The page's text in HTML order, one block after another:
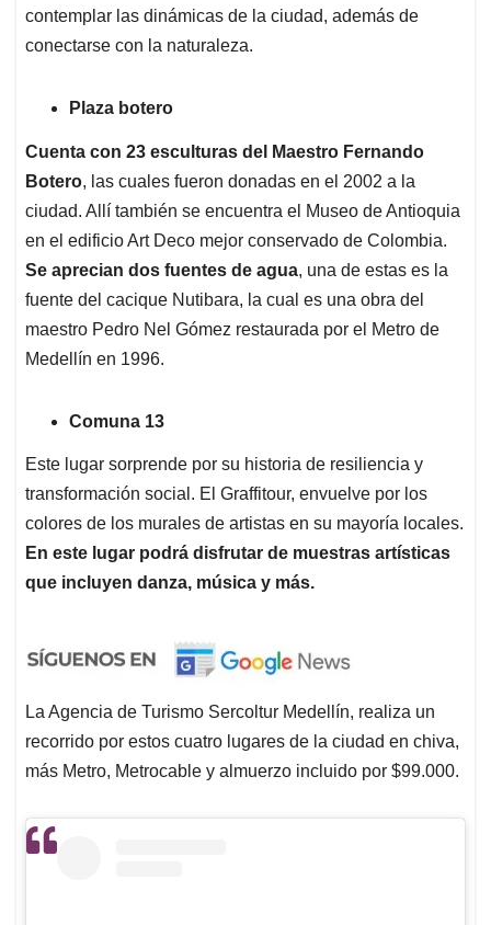
contemplar las dinámicas de la ciudad, además de
conectarse con la naturaleza.
Plaza botero
Cuenta con 23 esculturas del Maestro Fernando
Botero, las cuales fueron donadas en el 2002 a la
ciudad. Allí también se encuentra el Museo de Antioquia
en el edificio Art Deco mejor conservado de Colombia.
Se aprecian dos fuentes de agua, una de estas es la
fuente del cacique Nutibara, la cual es una obra del
maestro Pedro Nel Gómez restaurada por el Metro de
Medellín en 1996.
Comuna 13
Este lugar sorprende por su historia de resiliencia y
transformación social. El Graffitour, envuelve por los
colores de los murales de artistas en su mayoría locales.
En este lugar podrá disfrutar de muestras artísticas
que incluyen danza, música y más.
La Agencia de Turismo Sercoltur Medellín, realiza un
recorrido por estos cuatro lugares de la ciudad en chiva,
más Metro, Metrocable y almuerzo incluido por $99.000.